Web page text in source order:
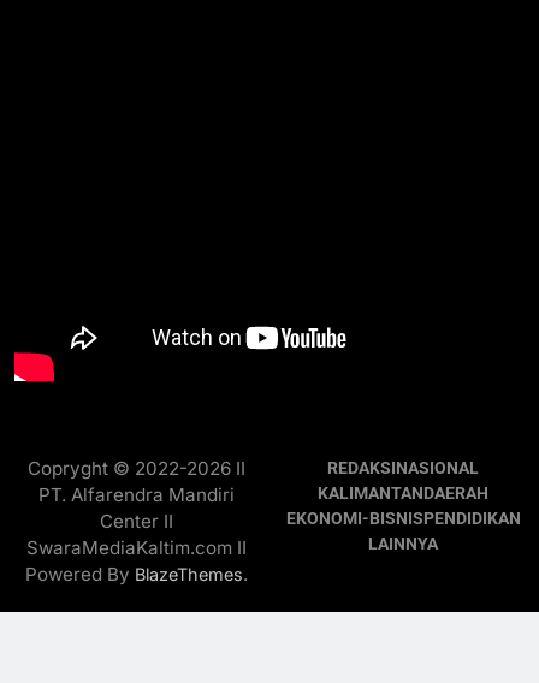
Copryght © 2022-2026 II
PT. Alfarendra Mandiri
Center II
SwaraMediaKaltim.com II
Powered By BlazeThemes.
REDAKSINASIONAL
KALIMANTANDAERAH
EKONOMI-BISNISPENDIDIKAN
LAINNYA